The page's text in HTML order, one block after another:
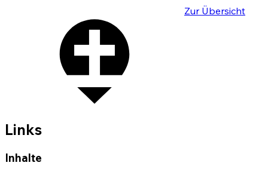
Zur Übersicht
Links
Inhalte